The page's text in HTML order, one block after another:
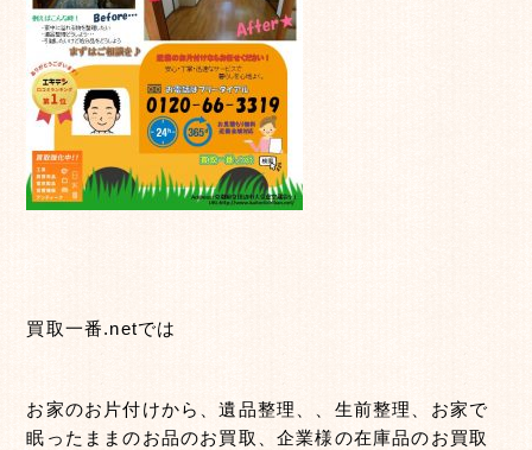
買取一番.netでは
お家のお片付けから、遺品整理、、生前整理、お家で
眠ったままのお品のお買取、企業様の在庫品のお買取